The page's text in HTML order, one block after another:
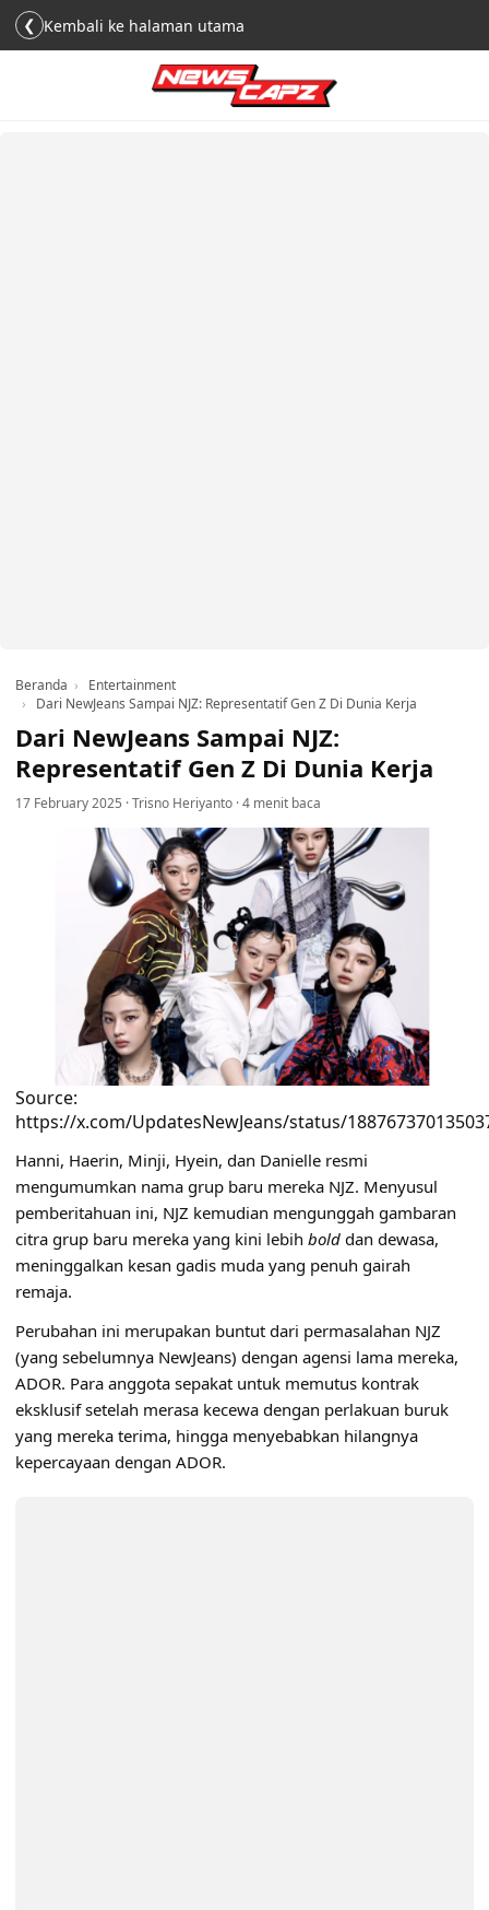
❮ Kembali ke halaman utama
Beranda
Entertainment
Dari NewJeans Sampai NJZ: Representatif Gen Z Di Dunia Kerja
Dari NewJeans Sampai NJZ:
Representatif Gen Z Di Dunia Kerja
17 February 2025 ·Trisno Heriyanto ·4 menit baca
Source:
https://x.com/UpdatesNewJeans/status/
Hanni, Haerin, Minji, Hyein, dan Danielle resmi
mengumumkan nama grup baru mereka NJZ. Menyusul
pemberitahuan ini, NJZ kemudian mengunggah gambaran
citra grup baru mereka yang kini lebih bold dan dewasa,
meninggalkan kesan gadis muda yang penuh gairah
remaja.
Perubahan ini merupakan buntut dari permasalahan NJZ
(yang sebelumnya NewJeans) dengan agensi lama mereka,
ADOR. Para anggota sepakat untuk memutus kontrak
eksklusif setelah merasa kecewa dengan perlakuan buruk
yang mereka terima, hingga menyebabkan hilangnya
kepercayaan dengan ADOR.